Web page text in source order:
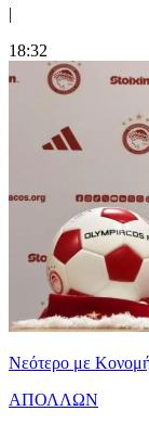
|
18:32
Νεότερο με
ΑΠΟΛΛΩΝ